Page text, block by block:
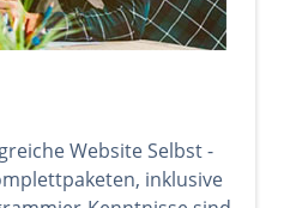
Website Selbst -
inklusive